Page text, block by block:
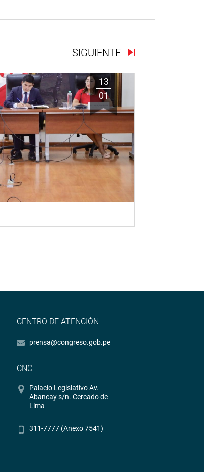
SIGUIENTE
13
01
CENTRO DE ATENCIÓN
prensa@congreso.gob.pe
CNC
Palacio Legislativo Av.
Abancay s/n. Cercado de
Lima
311-7777 (Anexo 7541)